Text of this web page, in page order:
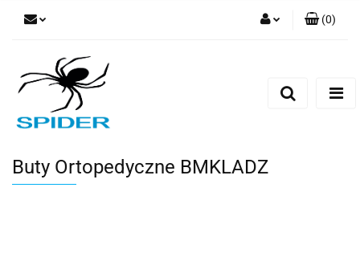
(0)
Buty Ortopedyczne BMKLADZ